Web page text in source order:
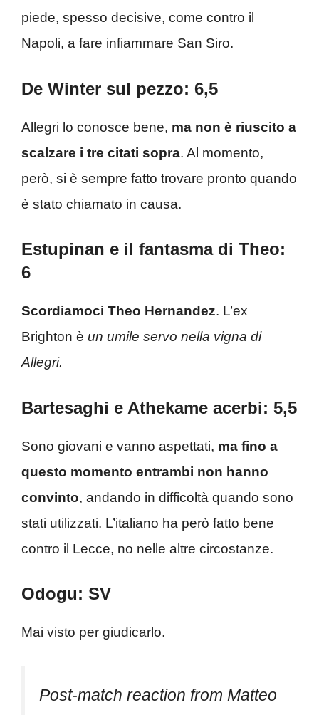
piede, spesso decisive, come contro il
Napoli, a fare infiammare San Siro.
De Winter sul pezzo: 6,5
Allegri lo conosce bene, ma non è riuscito a
scalzare i tre citati sopra. Al momento,
però, si è sempre fatto trovare pronto quando
è stato chiamato in causa.
Estupinan e il fantasma di Theo:
6
Scordiamoci Theo Hernandez. L’ex
Brighton è un umile servo nella vigna di
Allegri.
Bartesaghi e Athekame acerbi: 5,5
Sono giovani e vanno aspettati, ma fino a
questo momento entrambi non hanno
convinto, andando in difficoltà quando sono
stati utilizzati. L’italiano ha però fatto bene
contro il Lecce, no nelle altre circostanze.
Odogu: SV
Mai visto per giudicarlo.
Post-match reaction from Matteo